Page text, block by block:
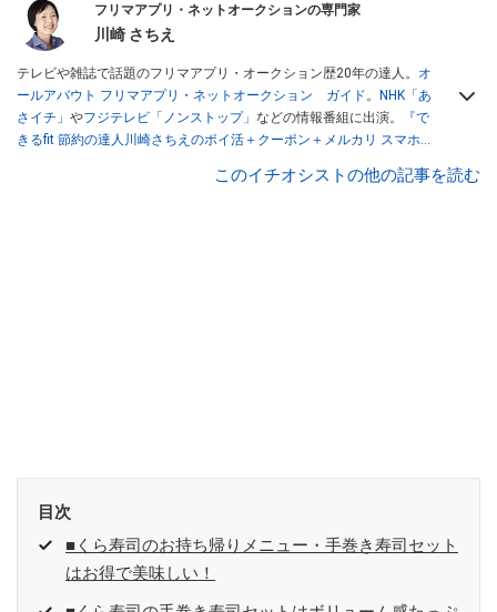
フリマアプリ・ネットオークションの専門家
川崎 さちえ
テレビや雑誌で話題のフリマアプリ・オークション歴20年の達人。 オ
ールアバウト フリマアプリ・ネットオークション ガイド。
NHK「あ
さイチ」 やフジテレビ「ノンストップ」 などの情報番組に出演。
『で
きるfit 節約の達人川崎さちえのポイ活＋クーポン＋メルカリ スマホで
スマホ1つでスキマ時間に効率的に稼ぐ！』（翔泳社刊） ほか著書多
このイチオシストの他の記事を読む
目次
■くら寿司のお持ち帰りメニュー・手巻き寿司セット
はお得で美味しい！